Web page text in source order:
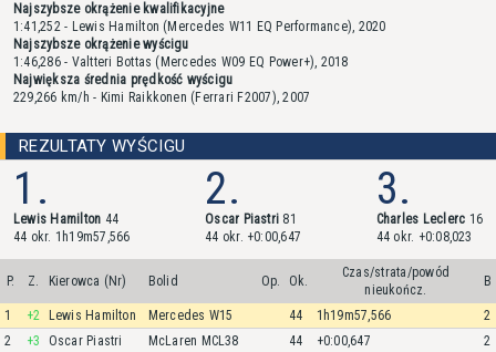
Najszybsze okrążenie kwalifikacyjne
1:41,252 - Lewis Hamilton (Mercedes W11 EQ Performance), 2020
Najszybsze okrążenie wyścigu
1:46,286 - Valtteri Bottas (Mercedes W09 EQ Power+), 2018
Największa średnia prędkość wyścigu
229,266 km/h - Kimi Raikkonen (Ferrari F2007), 2007
REZULTATY WYŚCIGU
1.
Lewis Hamilton 44
44 okr. 1h19m57,566
2.
Oscar Piastri 81
44 okr. +0:00,647
3.
Charles Leclerc 16
44 okr. +0:08,023
P. Z. Kierowca (Nr) Bolid Op. Ok.
Czas/strata/powód
nieukończ.
B
1 +2 Lewis Hamilton Mercedes W15 44 1h19m57,566
2
2
+3 Oscar Piastri McLaren MCL38 44 +0:00,647
2